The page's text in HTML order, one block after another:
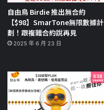
自由鳥 Birdie 推出無合約
【$98】SmarTone無限數據計
劃！跟複雜合約說再見
2025 年 6 月 23 日